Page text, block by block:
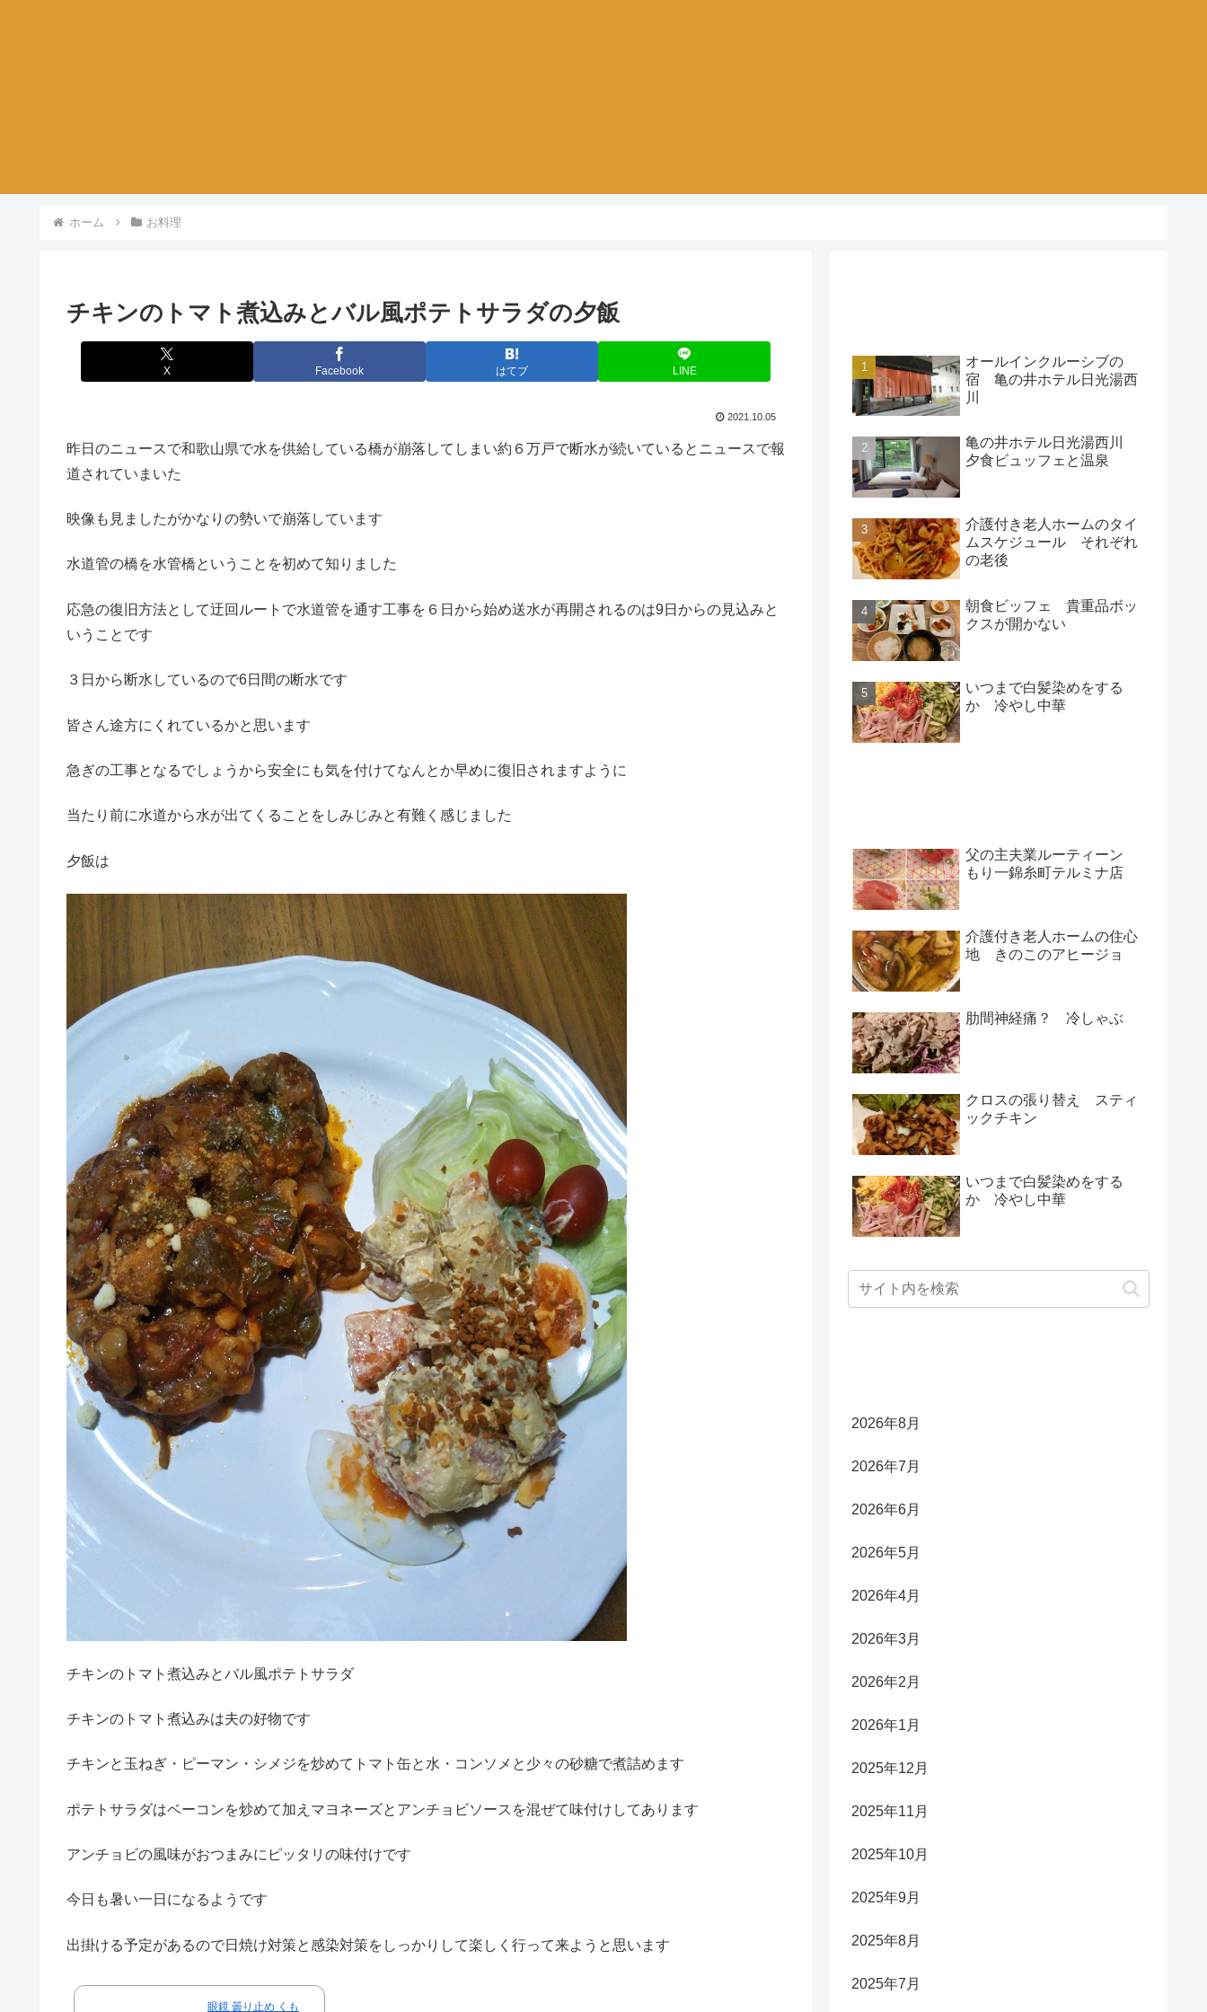
ホーム お料理
チキンのトマト煮込みとバル風ポテトサラダの夕飯
X Facebook はてブ LINE
2021.10.05
昨日のニュースで和歌山県で水を供給している橋が崩落してしまい約６万戸で断水が続いているとニュースで報
道されていまいた
映像も見ましたがかなりの勢いで崩落しています
水道管の橋を水管橋ということを初めて知りました
応急の復旧方法として迂回ルートで水道管を通す工事を６日から始め送水が再開されるのは9日からの見込みと
いうことです
３日から断水しているので6日間の断水です
皆さん途方にくれているかと思います
急ぎの工事となるでしょうから安全にも気を付けてなんとか早めに復旧されますように
当たり前に水道から水が出てくることをしみじみと有難く感じました
夕飯は
チキンのトマト煮込みとバル風ポテトサラダ
チキンのトマト煮込みは夫の好物です
チキンと玉ねぎ・ピーマン・シメジを炒めてトマト缶と水・コンソメと少々の砂糖で煮詰めます
ポテトサラダはベーコンを炒めて加えマヨネーズとアンチョビソースを混ぜて味付けしてあります
アンチョビの風味がおつまみにピッタリの味付けです
今日も暑い一日になるようです
出掛ける予定があるので日焼け対策と感染対策をしっかりして楽しく行って来ようと思います
眼鏡 曇り止め くも
オールインクルーシブの
宿 亀の井ホテル日光湯西
川
亀の井ホテル日光湯西川
夕食ビュッフェと温泉
介護付き老人ホームのタイ
ムスケジュール それぞれ
の老後
朝食ビッフェ 貴重品ボッ
クスが開かない
いつまで白髪染めをする
か 冷やし中華
父の主夫業ルーティーン
もり一錦糸町テルミナ店
介護付き老人ホームの住心
地 きのこのアヒージョ
肋間神経痛？ 冷しゃぶ
クロスの張り替え スティ
ックチキン
いつまで白髪染めをする
か 冷やし中華
2026年8月
2026年7月
2026年6月
2026年5月
2026年4月
2026年3月
2026年2月
2026年1月
2025年12月
2025年11月
2025年10月
2025年9月
2025年8月
2025年7月